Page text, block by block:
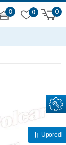
0 0
0
Uporedi